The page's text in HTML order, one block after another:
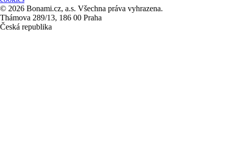
© 2026 Bonami.cz, a.s. Všechna práva vyhrazena.
Thámova 289/13, 186 00 Praha
Česká republika